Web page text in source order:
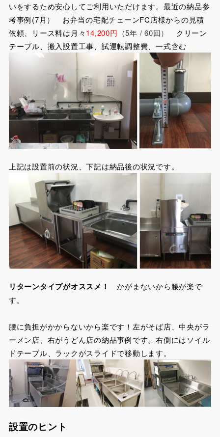
いをするため安心してご利用いただけます。最近の納品参
考事例(7月） お弁当の宅配チェーンFC店様からの見積
依頼、リース料は月々14,200円 （5年 / 60回） クリーン
テーブル、搬入設置工事、試運転調整費、一式含む
上記は設置前の状況、下記は納品後の状況です。
リターンタイプがオススメ！
かがまないから腰が楽で
す。
腰に負担がかからないから楽です！左がそば店、中央がラ
ーメン店、右がうどん店の納品事例です。右側にはソイル
ドテーブル、ラックがスライドで移動します。
設置のヒント